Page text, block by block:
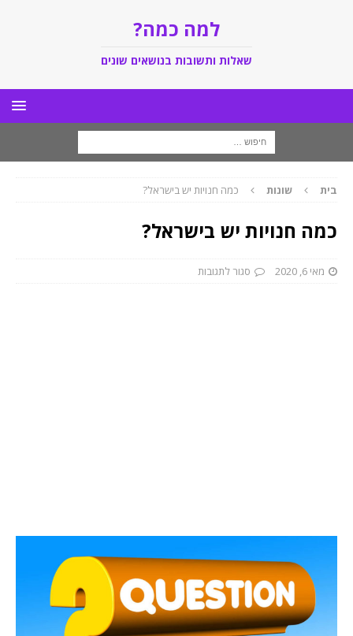
למה כמה?
שאלות ותשובות בנושאים שונים
בית שונות כמה חנויות יש בישראל?
כמה חנויות יש בישראל?
מאי 6, 2020 סגור לתגובות